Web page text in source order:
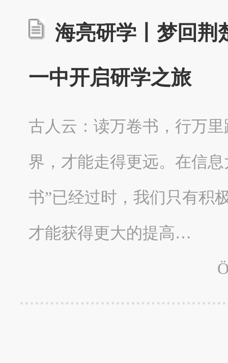
海亮研学丨梦回荆
一中开启研学之旅
古人云：读万卷书，行万
界，才能走得更远。在信
书”已经过时，我们只有积
才能获得更大的提高…